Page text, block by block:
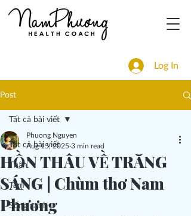
Log In
Post
Tất cả bài viết
Thân
Tâm
Sống xanh
Tất cả bài viết
HỒN THÂU VỀ TRĂNG
SÁNG | Chùm thơ Nam
Phương
Phuong Nguyen
Aug 15, 2025 3 min read